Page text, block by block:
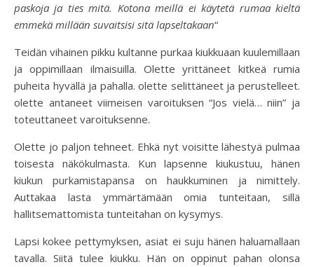
paskoja ja ties mitä. Kotona meillä ei käytetä rumaa kieltä
emmekä millään suvaitsisi sitä lapseltakaan“
Teidän vihainen pikku kultanne purkaa kiukkuaan kuulemillaan
ja oppimillaan ilmaisuilla. Olette yrittäneet kitkeä rumia
puheita hyvällä ja pahalla. olette selittäneet ja perustelleet.
olette antaneet viimeisen varoituksen “Jos vielä… niin” ja
toteuttaneet varoituksenne.
Olette jo paljon tehneet. Ehkä nyt voisitte lähestyä pulmaa
toisesta näkökulmasta. Kun lapsenne kiukustuu, hänen
kiukun purkamistapansa on haukkuminen ja nimittely.
Auttakaa lasta ymmärtämään omia tunteitaan, sillä
hallitsemattomista tunteitahan on kysymys.
Lapsi kokee pettymyksen, asiat ei suju hänen haluamallaan
tavalla. Siitä tulee kiukku. Hän on oppinut pahan olonsa